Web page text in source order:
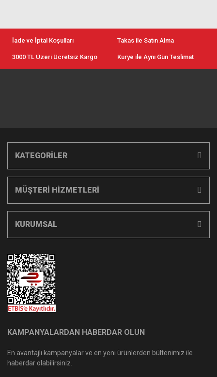
İade ve İptal Koşulları Takas ile Satın Alma
3000 TL Üzeri Ücretsiz Kargo Kurye ile Aynı Gün Teslimat
KATEGORİLER
MÜŞTERİ HİZMETLERİ
KURUMSAL
KAMPANYALARDAN HABERDAR OLUN
En avantajlı kampanyalar ve en yeni ürünlerden bültenimiz ile
haberdar olabilirsiniz.